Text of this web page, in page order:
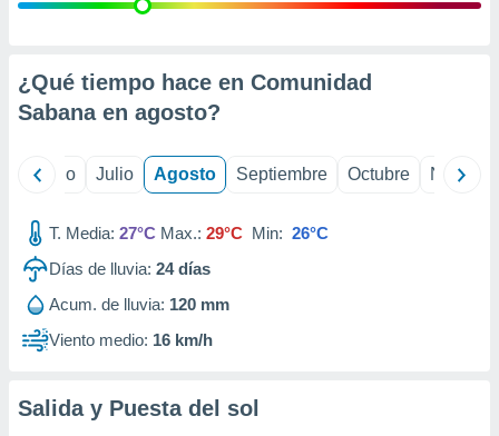
e
mediante
publicidad
de
1199
¿Qué tiempo hace en Comunidad
Sabana en agosto?
Junio Julio Agosto Septiembre Octubre
T. Media: 27°C Max.: 29°C Min: 26°C
Días de lluvia: 24días
Acum. de lluvia: 120 mm
Viento medio: 16 km/h
Salida y Puesta del sol